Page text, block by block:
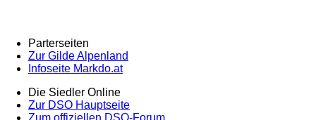
Parterseiten
Zur Gilde Alpenland
Infoseite Markdo.at
Die Siedler Online
Zur DSO Hauptseite